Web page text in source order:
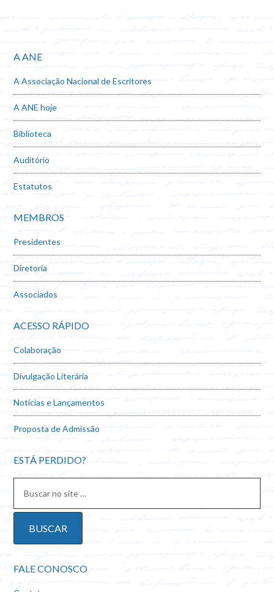
A ANE
A Associação Nacional de Escritores
A ANE hoje
Biblioteca
Auditório
Estatutos
MEMBROS
Presidentes
Diretoria
Associados
ACESSO RÁPIDO
Colaboração
Divulgação Literária
Notícias e Lançamentos
Proposta de Admissão
ESTÁ PERDIDO?
FALE CONOSCO